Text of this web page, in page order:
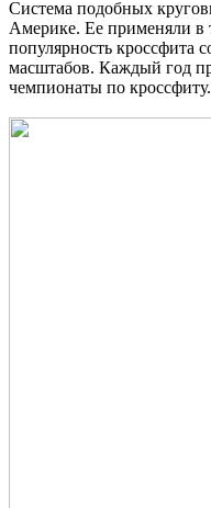
Система подобных
Америке. Ее применяли в
популярность кроссфита
масштабов. Каждый год
чемпионаты по кроссфиту.